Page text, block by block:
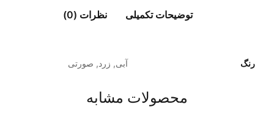
توضیحات تکمیلی نظرات (0)
رنگ آبی, زرد, صورتی
محصولات مشابه